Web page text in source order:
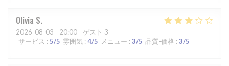
Olivia S
2026-08-03 - 20:00 - ゲスト 3
サービス : 5/5 雰囲気 : 4/5 メニュー : 3/5 品質-価格 : 3/5